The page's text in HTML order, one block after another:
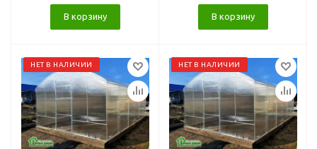
В корзину В корзину
НЕТ В НАЛИЧИИ НЕТ В НАЛИЧИИ